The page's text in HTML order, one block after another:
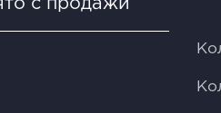
с продажи